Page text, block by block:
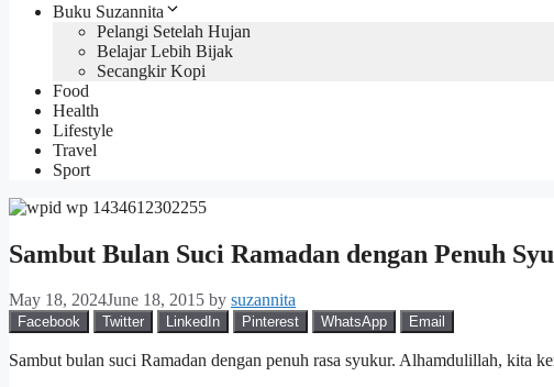
Buku Suzannita
Pelangi Setelah Hujan
Belajar Lebih Bijak
Secangkir Kopi
Food
Health
Lifestyle
Travel
Sport
Sambut Bulan Suci Ramadan dengan Penuh
May 18, 2024June 18, 2015 by suzannita
Facebook Twitter LinkedIn Pinterest WhatsApp Email
Sambut bulan suci Ramadan dengan penuh rasa syukur. Alhamdulillah, kita